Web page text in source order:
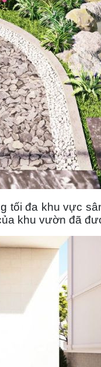
tối đa khu vực
khu vườn đã